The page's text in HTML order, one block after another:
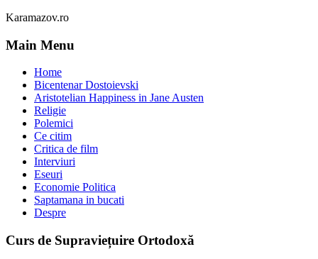
Karamazov.ro
Main Menu
Home
Bicentenar Dostoievski
Aristotelian Happiness in Jane Austen
Religie
Polemici
Ce citim
Critica de film
Interviuri
Eseuri
Economie Politica
Saptamana in bucati
Despre
Curs de Supraviețuire Ortodoxă